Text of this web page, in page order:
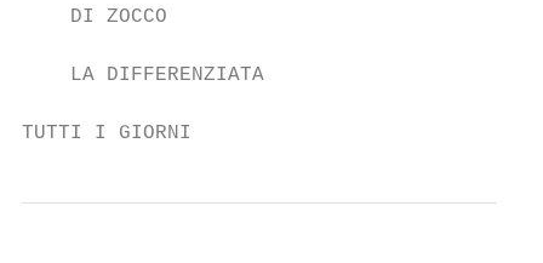
    DI ZOCCO
    LA DIFFERENZIATA
TUTTI I GIORNI